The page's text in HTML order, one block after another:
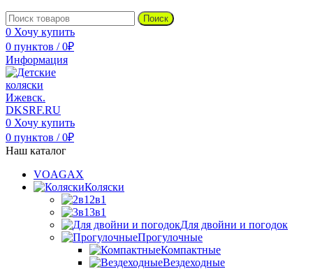
Поиск
0 Хочу купить
0 пунктов / 0₽
Информация
0 Хочу купить
0 пунктов / 0₽
Наш каталог
VOAGAX
Коляски
2в1
3в1
Для двойни и погодок
Прогулочные
Компактные
Вездеходные